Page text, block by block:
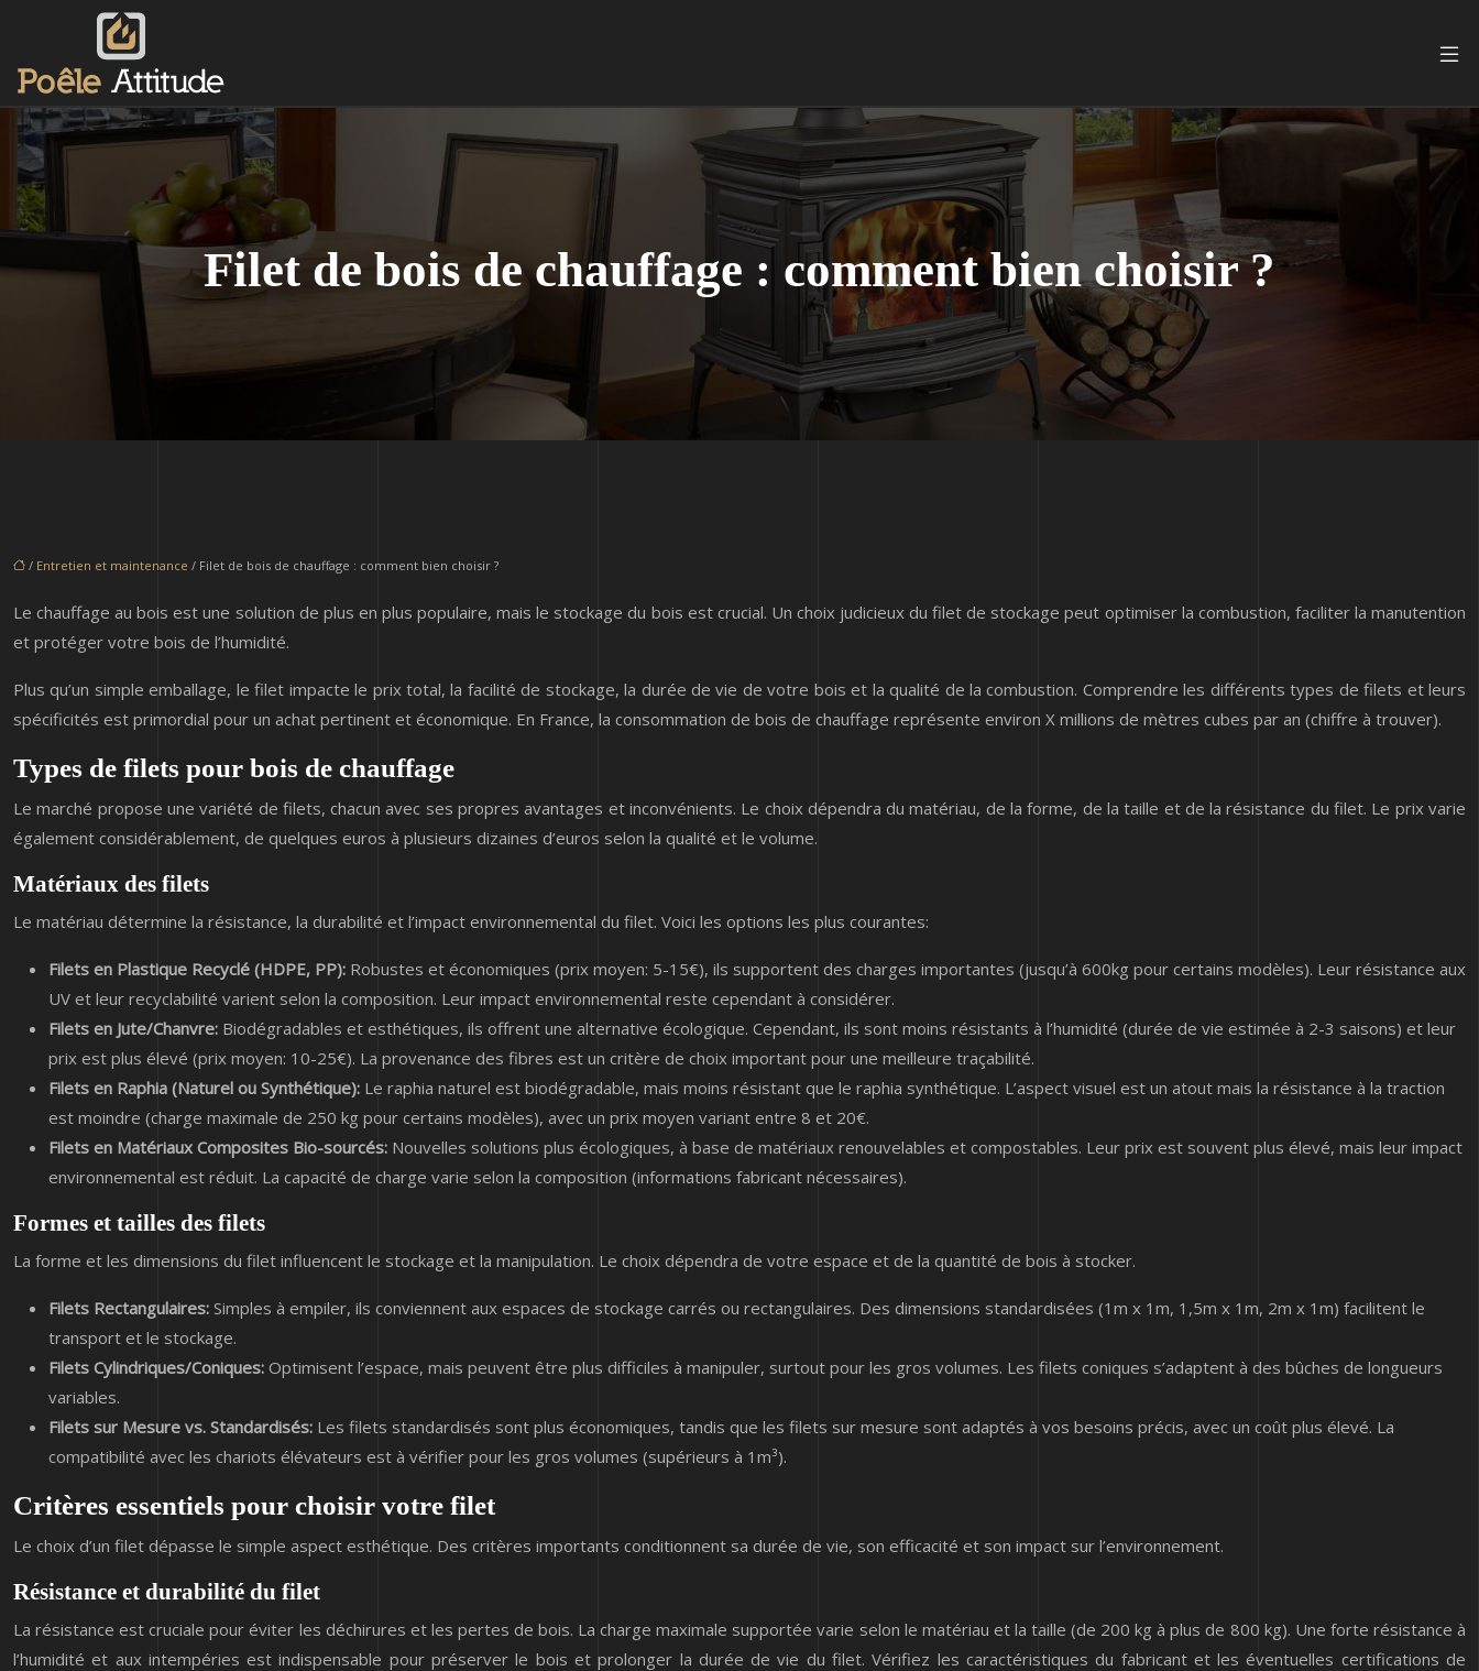
Filet de bois de chauffage : comment bien choisir ?
/ Entretien et maintenance / Filet de bois de chauffage : comment bien choisir ?
Le chauffage au bois est une solution de plus en plus populaire, mais le stockage du bois est crucial. Un choix judicieux du filet de stockage peut optimiser la combustion, faciliter la manutention
et protéger votre bois de l’humidité.
Plus qu’un simple emballage, le filet impacte le prix total, la facilité de stockage, la durée de vie de votre bois et la qualité de la combustion. Comprendre les différents types de filets et leurs
spécificités est primordial pour un achat pertinent et économique. En France, la consommation de bois de chauffage représente environ X millions de mètres cubes par an (chiffre à trouver).
Types de filets pour bois de chauffage
Le marché propose une variété de filets, chacun avec ses propres avantages et inconvénients. Le choix dépendra du matériau, de la forme, de la taille et de la résistance du filet. Le prix varie
également considérablement, de quelques euros à plusieurs dizaines d’euros selon la qualité et le volume.
Matériaux des filets
Le matériau détermine la résistance, la durabilité et l’impact environnemental du filet. Voici les options les plus courantes:
Filets en Plastique Recyclé (HDPE, PP): Robustes et économiques (prix moyen: 5-15€), ils supportent des charges importantes (jusqu’à 600kg pour certains modèles). Leur résistance aux
UV et leur recyclabilité varient selon la composition. Leur impact environnemental reste cependant à considérer.
Filets en Jute/Chanvre: Biodégradables et esthétiques, ils offrent une alternative écologique. Cependant, ils sont moins résistants à l’humidité (durée de vie estimée à 2-3 saisons) et leur
prix est plus élevé (prix moyen: 10-25€). La provenance des fibres est un critère de choix important pour une meilleure traçabilité.
Filets en Raphia (Naturel ou Synthétique): Le raphia naturel est biodégradable, mais moins résistant que le raphia synthétique. L’aspect visuel est un atout mais la résistance à la traction
est moindre (charge maximale de 250 kg pour certains modèles), avec un prix moyen variant entre 8 et 20€.
Filets en Matériaux Composites Bio-sourcés: Nouvelles solutions plus écologiques, à base de matériaux renouvelables et compostables. Leur prix est souvent plus élevé, mais leur impact
environnemental est réduit. La capacité de charge varie selon la composition (informations fabricant nécessaires).
Formes et tailles des filets
La forme et les dimensions du filet influencent le stockage et la manipulation. Le choix dépendra de votre espace et de la quantité de bois à stocker.
Filets Rectangulaires: Simples à empiler, ils conviennent aux espaces de stockage carrés ou rectangulaires. Des dimensions standardisées (1m x 1m, 1,5m x 1m, 2m x 1m) facilitent le
transport et le stockage.
Filets Cylindriques/Coniques: Optimisent l’espace, mais peuvent être plus difficiles à manipuler, surtout pour les gros volumes. Les filets coniques s’adaptent à des bûches de longueurs
variables.
Filets sur Mesure vs. Standardisés: Les filets standardisés sont plus économiques, tandis que les filets sur mesure sont adaptés à vos besoins précis, avec un coût plus élevé. La
compatibilité avec les chariots élévateurs est à vérifier pour les gros volumes (supérieurs à 1m³).
Critères essentiels pour choisir votre filet
Le choix d’un filet dépasse le simple aspect esthétique. Des critères importants conditionnent sa durée de vie, son efficacité et son impact sur l’environnement.
Résistance et durabilité du filet
La résistance est cruciale pour éviter les déchirures et les pertes de bois. La charge maximale supportée varie selon le matériau et la taille (de 200 kg à plus de 800 kg). Une forte résistance à
l’humidité et aux intempéries est indispensable pour préserver le bois et prolonger la durée de vie du filet. Vérifiez les caractéristiques du fabricant et les éventuelles certifications de